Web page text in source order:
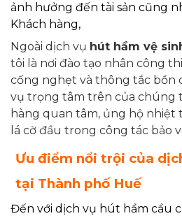
ảnh hưởng đến tài sản cũng
Khách hàng,
Ngoài dịch vụ hút hầm vệ
tôi là nơi đào tạo nhân công
cống nghẹt và thông tắc bồn
vụ trọng tâm trên của chúng
hàng quan tâm, ủng hộ
lá cờ đầu trong công tác bảo
Ưu điểm nổi trội của
tại Thành phố Huế
Đến với dịch vụ hút hầm cầu